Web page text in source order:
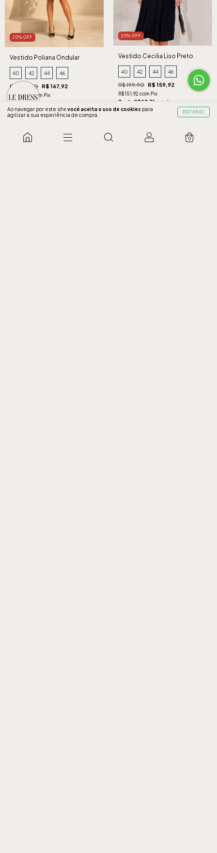
Ao navegar por este site você aceita o uso de cookies para
agilizar a sua experiência de compra.
ENTENDI
0
20% OFF
Vestido Poliana Ondular
Marinho
40 42 44 46
R$ 209,90 R$ 167,92
R$159,52 com Pix
3 x de R$55,97 sem juros
COMPRAR
20% OFF
Vestido Cecilia Liso Preto
40 42 44 46
R$ 199,90 R$ 159,92
R$151,92 com Pix
3 x de R$53,31 sem juros